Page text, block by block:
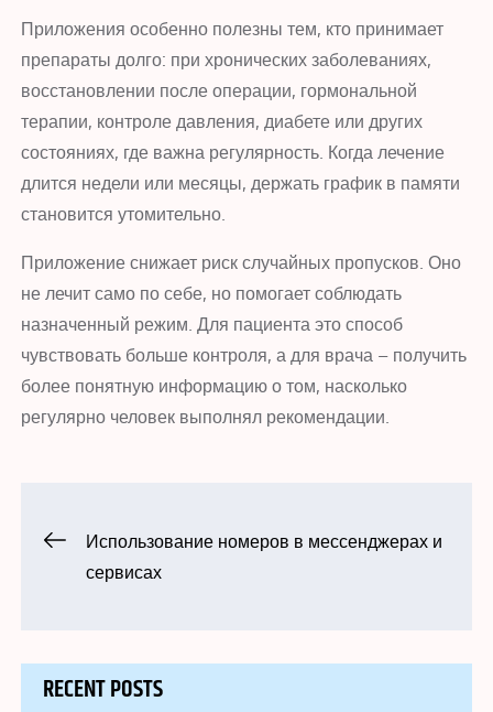
Приложения особенно полезны тем, кто принимает
препараты долго: при хронических заболеваниях,
восстановлении после операции, гормональной
терапии, контроле давления, диабете или других
состояниях, где важна регулярность. Когда лечение
длится недели или месяцы, держать график в памяти
становится утомительно.
Приложение снижает риск случайных пропусков. Оно
не лечит само по себе, но помогает соблюдать
назначенный режим. Для пациента это способ
чувствовать больше контроля, а для врача – получить
более понятную информацию о том, насколько
регулярно человек выполнял рекомендации.
Навигация
записям
Использование номеров в мессенджерах и
сервисах
RECENT POSTS